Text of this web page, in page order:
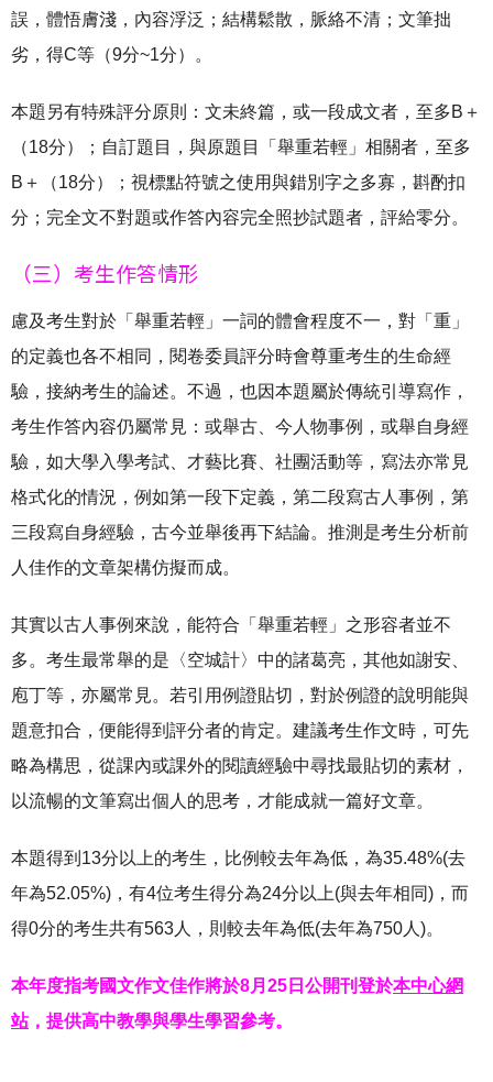
誤，體悟膚淺，內容浮泛；結構鬆散，脈絡不清；文筆拙
劣，得C等（9分~1分）。
本題另有特殊評分原則：文未終篇，或一段成文者，至多B＋
（18分）；自訂題目，與原題目「舉重若輕」相關者，至多
B＋（18分）；視標點符號之使用與錯別字之多寡，斟酌扣
分；完全文不對題或作答內容完全照抄試題者，評給零分。
（三）考生作答情形
慮及考生對於「舉重若輕」一詞的體會程度不一，對「重」
的定義也各不相同，閱卷委員評分時會尊重考生的生命經
驗，接納考生的論述。不過，也因本題屬於傳統引導寫作，
考生作答內容仍屬常見：或舉古、今人物事例，或舉自身經
驗，如大學入學考試、才藝比賽、社團活動等，寫法亦常見
格式化的情況，例如第一段下定義，第二段寫古人事例，第
三段寫自身經驗，古今並舉後再下結論。推測是考生分析前
人佳作的文章架構仿擬而成。
其實以古人事例來說，能符合「舉重若輕」之形容者並不
多。考生最常舉的是〈空城計〉中的諸葛亮，其他如謝安、
庖丁等，亦屬常見。若引用例證貼切，對於例證的說明能與
題意扣合，便能得到評分者的肯定。建議考生作文時，可先
略為構思，從課內或課外的閱讀經驗中尋找最貼切的素材，
以流暢的文筆寫出個人的思考，才能成就一篇好文章。
本題得到13分以上的考生，比例較去年為低，為35.48%(去
年為52.05%)，有4位考生得分為24分以上(與去年相同)，而
得0分的考生共有563人，則較去年為低(去年為750人)。
本年度指考國文作文佳作將於8月25日公開刊登於本中心網
站，提供高中教學與學生學習參考。